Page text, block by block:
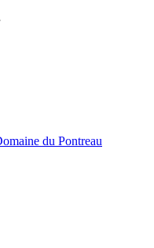
du Pontreau